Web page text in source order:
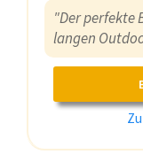
"Der perfekte
langen